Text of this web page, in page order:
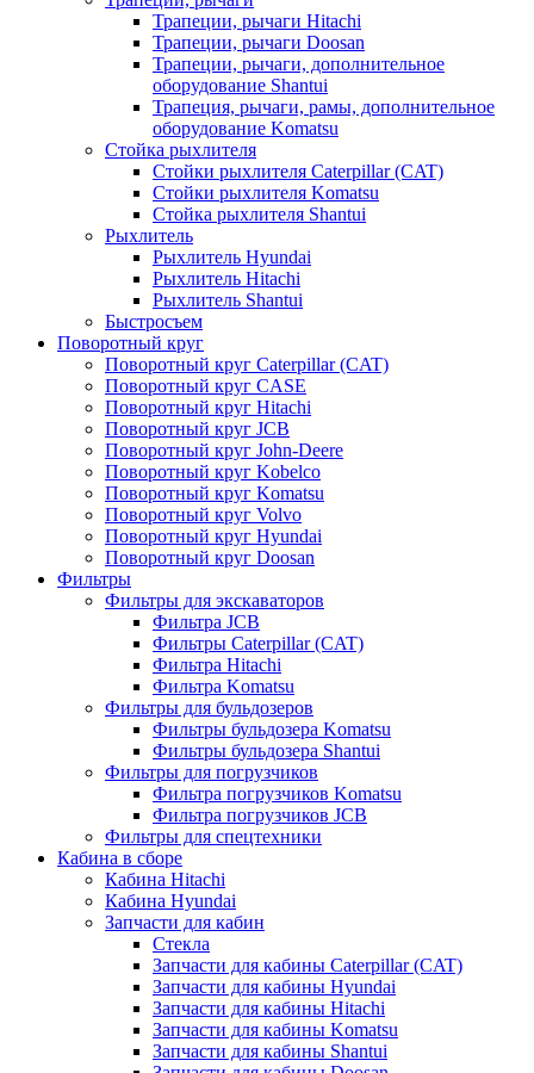
Трапеции, рычаги Hitachi
Трапеции, рычаги Doosan
Трапеции, рычаги, дополнительное
оборудование Shantui
Трапеция, рычаги, рамы, дополнительное
оборудование Komatsu
Стойка рыхлителя
Стойки рыхлителя Caterpillar (CAT)
Стойки рыхлителя Komatsu
Стойка рыхлителя Shantui
Рыхлитель
Рыхлитель Hyundai
Рыхлитель Hitachi
Рыхлитель Shantui
Быстросъем
Поворотный круг
Поворотный круг Caterpillar (CAT)
Поворотный круг CASE
Поворотный круг Hitachi
Поворотный круг JCB
Поворотный круг John-Deere
Поворотный круг Kobelco
Поворотный круг Komatsu
Поворотный круг Volvo
Поворотный круг Hyundai
Поворотный круг Doosan
Фильтры
Фильтры для экскаваторов
Фильтра JCB
Фильтры Caterpillar (CAT)
Фильтра Hitachi
Фильтра Komatsu
Фильтры для бульдозеров
Фильтры бульдозера Komatsu
Фильтры бульдозера Shantui
Фильтры для погрузчиков
Фильтра погрузчиков Komatsu
Фильтра погрузчиков JCB
Фильтры для спецтехники
Кабина в сборе
Кабина Hitachi
Кабина Hyundai
Запчасти для кабин
Стекла
Запчасти для кабины Caterpillar (CAT)
Запчасти для кабины Hyundai
Запчасти для кабины Hitachi
Запчасти для кабины Komatsu
Запчасти для кабины Shantui